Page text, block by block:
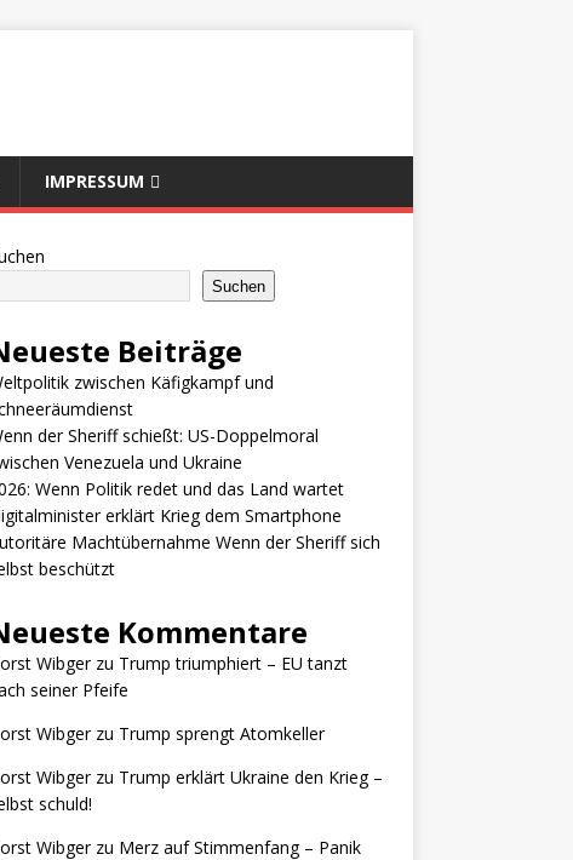
IMPRESSUM
Suchen
Beiträge
zwischen Käfigkampf und
der Sheriff schießt: US-Doppelmoral
Venezuela und Ukraine
Wenn Politik redet und das Land wartet
erklärt Krieg dem Smartphone
Machtübernahme Wenn der Sheriff sich
beschützt
Kommentare
Wibgerzu Trump triumphiert – EU tanzt
seiner Pfeife
Wibgerzu Trump sprengt Atomkeller
Wibgerzu Trump erklärt Ukraine den Krieg –
schuld!
Wibgerzu Merz auf Stimmenfang – Panik